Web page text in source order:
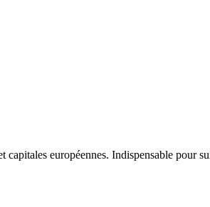
européennes. Indispensable pour